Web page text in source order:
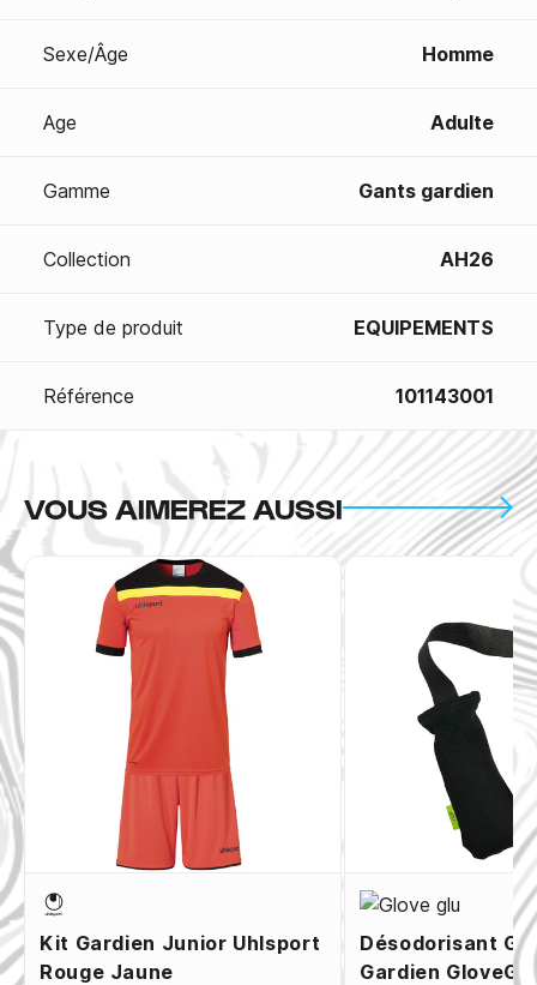
Sexe/Âge Homme
Age Adulte
Gamme Gants gardien
Collection AH26
Type de produit EQUIPEMENTS
Référence 101143001
VOUS AIMEREZ AUSSI
Kit Gardien Junior Uhlsport
Rouge Jaune
Désodorisant
Gardien